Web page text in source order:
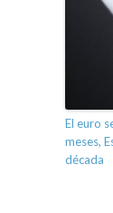
El euro
meses,
década